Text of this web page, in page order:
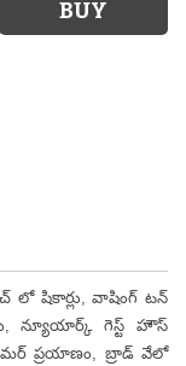
షికార్లు, వాషింగ్ టన్
న్యూయార్క్ గెస్ట్ హౌస్
స్టీమర్ ప్రయాణం, బ్రాడ్ వేలో